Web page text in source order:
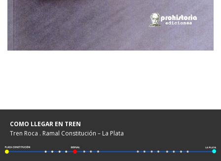
COMO LLEGAR EN TREN
Tren Roca . Ramal Constitución – La Plata